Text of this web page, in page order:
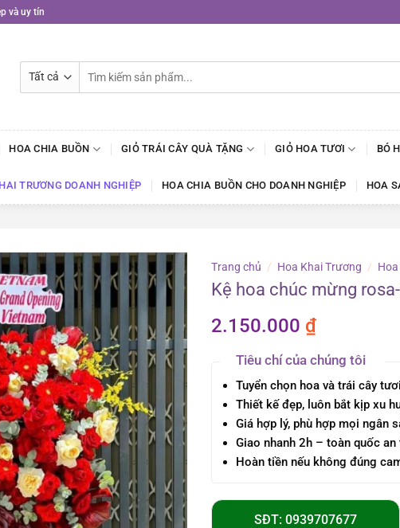
và uy tín
kiếm:
HOA CHIA BUỒN GIỎ TRÁI CÂY QUÀ TẶNG GIỎ HOA TƯƠI BÓ
TRƯƠNG DOANH NGHIỆP HOA CHIA BUỒN CHO DOANH NGHIỆP HOA
Trang chủ / Hoa Khai Trương /
Kệ hoa chúc mừng
2.150.000 ₫
Tiêu chí của chúng tôi
Tuyển chọn hoa và trái cây
Thiết kế đẹp, luôn bắt kịp xu
Giá hợp lý, phù hợp mọi ngân
Giao nhanh 2h – toàn quốc an
Hoàn tiền nếu không đúng
SĐT: 0939707677